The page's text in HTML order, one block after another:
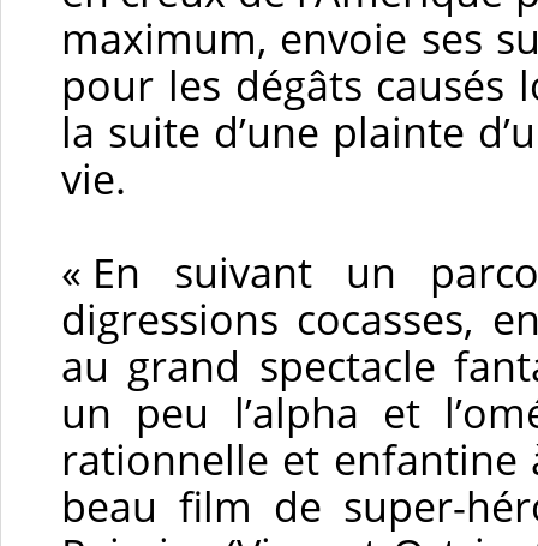
maximum, envoie ses
pour les dégâts causés
la suite d’une plainte
vie.
« En suivant un
digressions cocasses,
au grand spectacle
un peu l’alpha et
rationnelle et
beau film de super-